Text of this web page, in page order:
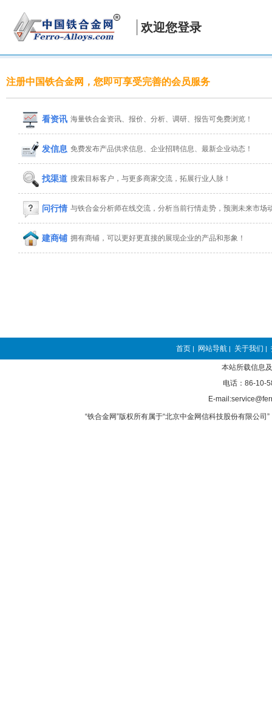
欢迎您登录
注册中国铁合金网，您即可享受完善的会员服务
看资讯 海量铁合金资讯、报价、分析、调研、报告可免费浏览！
发信息 免费发布产品供求信息、企业招聘信息、最新企业动态！
找渠道 搜索目标客户，与更多商家交流，拓展行业人脉！
问行情 与铁合金分析师在线交流，分析当前行情走势，预测未来市场
建商铺 拥有商铺，可以更好更直接的展现企业的产品和形象！
首页 | 网站导航 | 关于我们 |
本站所载信息
电话：86-10-
E-
“铁合金网”版权所有属于“北京中金网信科技股份有限公司